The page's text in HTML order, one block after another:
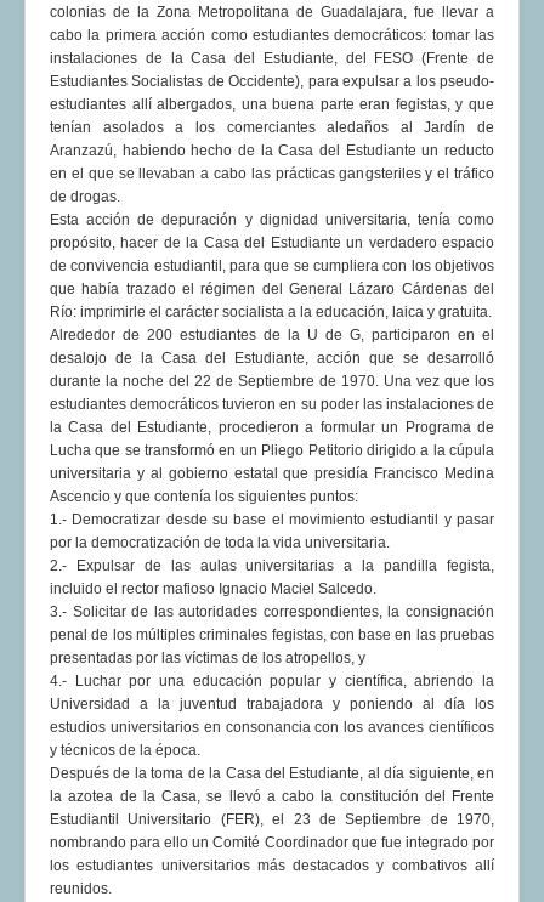
colonias de la Zona Metropolitana de Guadalajara, fue llevar a
cabo la primera acción como estudiantes democráticos: tomar las
instalaciones de la Casa del Estudiante, del FESO (Frente de
Estudiantes Socialistas de Occidente), para expulsar a los pseudo-
estudiantes allí albergados, una buena parte eran fegistas, y que
tenían asolados a los comerciantes aledaños al Jardín de
Aranzazú, habiendo hecho de la Casa del Estudiante un reducto
en el que se llevaban a cabo las prácticas gangsteriles y el tráfico
de drogas.
Esta acción de depuración y dignidad universitaria, tenía como
propósito, hacer de la Casa del Estudiante un verdadero espacio
de convivencia estudiantil, para que se cumpliera con los objetivos
que había trazado el régimen del General Lázaro Cárdenas del
Río: imprimirle el carácter socialista a la educación, laica y gratuita.
Alrededor de 200 estudiantes de la U de G, participaron en el
desalojo de la Casa del Estudiante, acción que se desarrolló
durante la noche del 22 de Septiembre de 1970. Una vez que los
estudiantes democráticos tuvieron en su poder las instalaciones de
la Casa del Estudiante, procedieron a formular un Programa de
Lucha que se transformó en un Pliego Petitorio dirigido a la cúpula
universitaria y al gobierno estatal que presidía Francisco Medina
Ascencio y que contenía los siguientes puntos:
1.- Democratizar desde su base el movimiento estudiantil y pasar
por la democratización de toda la vida universitaria.
2.- Expulsar de las aulas universitarias a la pandilla fegista,
incluido el rector mafioso Ignacio Maciel Salcedo.
3.- Solicitar de las autoridades correspondientes, la consignación
penal de los múltiples criminales fegistas, con base en las pruebas
presentadas por las víctimas de los atropellos, y
4.- Luchar por una educación popular y científica, abriendo la
Universidad a la juventud trabajadora y poniendo al día los
estudios universitarios en consonancia con los avances científicos
y técnicos de la época.
Después de la toma de la Casa del Estudiante, al día siguiente, en
la azotea de la Casa, se llevó a cabo la constitución del Frente
Estudiantil Universitario (FER), el 23 de Septiembre de 1970,
nombrando para ello un Comité Coordinador que fue integrado por
los estudiantes universitarios más destacados y combativos allí
reunidos.